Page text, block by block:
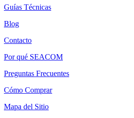
Guías Técnicas
Blog
Contacto
Por qué SEACOM
Preguntas Frecuentes
Cómo Comprar
Mapa del Sitio